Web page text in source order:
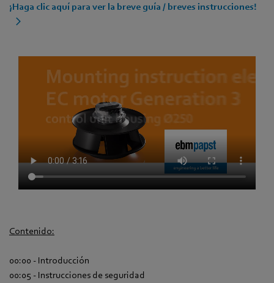
¡Haga clic aquí para ver la breve guía / breves instrucciones!
Contenido:
00:00 - Introducción
00:05 - Instrucciones de seguridad